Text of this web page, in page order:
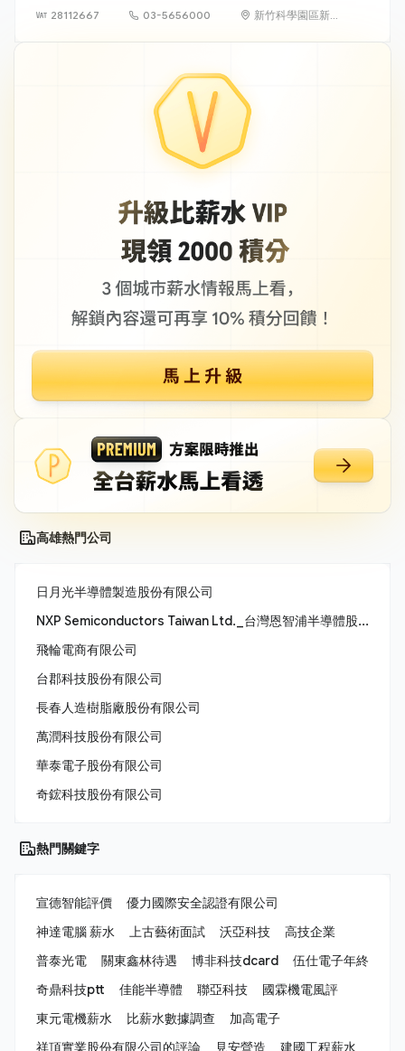
28112667
03-5656000
新竹科學園區新
高雄熱門公司
日月光半導體製造股份有限公司
NXP Semiconductors Taiwan Ltd._台灣恩智浦半導體股份有限公司
飛輪電商有限公司
台郡科技股份有限公司
長春人造樹脂廠股份有限公司
萬潤科技股份有限公司
華泰電子股份有限公司
奇鋐科技股份有限公司
熱門關鍵字
宣德智能評價
優力國際安全認證有限公司
神達電腦 薪水
上古藝術面試 沃亞科技
高技企業
普泰光電
關東鑫林待遇 博非科技dcard
伍仕電子年終
奇鼎科技ptt
佳能半導體 聯亞科技
國霖機電風評
東元電機薪水
比薪水數據調查
加高電子
祥頂實業股份有限公司的評論
見安營造
建國工程薪水